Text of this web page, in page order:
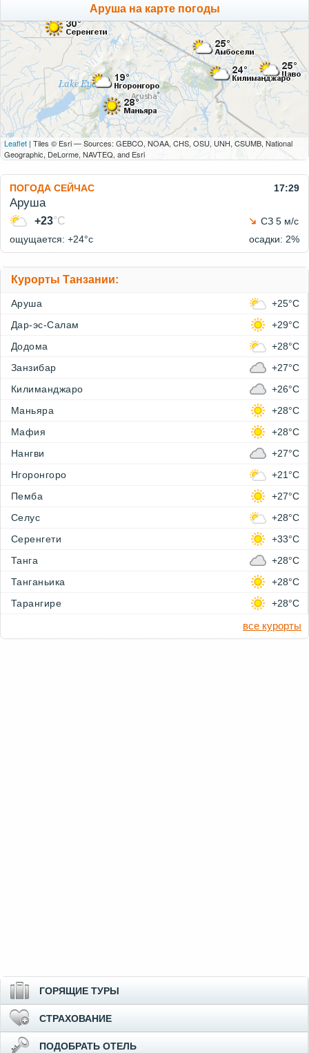
Аруша на карте погоды
Leaflet | Tiles © Esri — Sources: GEBCO, NOAA, CHS, OSU, UNH, CSUMB, National
Geographic, DeLorme, NAVTEQ, and Esri
ПОГОДА СЕЙЧАС 17:29
Аруша
+23°C
СЗ 5 м/с
ощущается: +24°c
осадки: 2%
Курорты Танзании:
Аруша
+25°C
Дар-эс-Салам
+29°C
Додома
+28°C
Занзибар
+27°C
Килиманджаро
+26°C
Маньяра
+28°C
Мафия
+28°C
Нангви
+27°C
Нгоронгоро
+21°C
Пемба
+27°C
Селус
+28°C
Серенгети
+33°C
Танга
+28°C
Танганьика
+28°C
Тарангире
+28°C
все курорты
ГОРЯЩИЕ ТУРЫ
СТРАХОВАНИЕ
ПОДОБРАТЬ ОТЕЛЬ